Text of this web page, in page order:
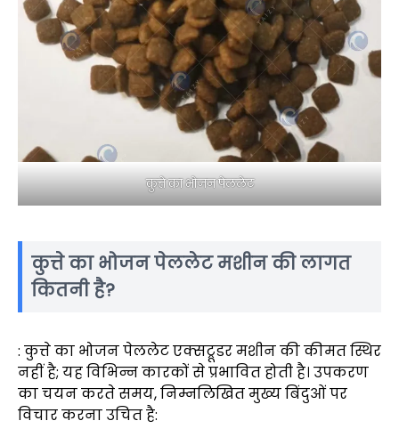
कुत्ते का भोजन पेललेट
कुत्ते का भोजन पेललेट मशीन की लागत
कितनी है?
: कुत्ते का भोजन पेललेट एक्सट्रूडर मशीन की कीमत स्थिर
नहीं है; यह विभिन्न कारकों से प्रभावित होती है। उपकरण
का चयन करते समय, निम्नलिखित मुख्य बिंदुओं पर
विचार करना उचित है: